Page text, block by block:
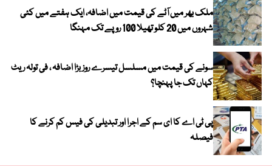
ملک بھر میں آٹے کی قیمت میں اضافہ، ایک ہفتے میں کئی
شہروں میں 20 کلو تھیلا 100 روپے تک مہنگا
سونے کی قیمت میں مسلسل تیسرے روز بڑا اضافہ ، فی تولہ ریٹ
کہاں تک جا پہنچا؟
پی ٹی اے کا ای سم کے اجرا اور تبدیلی کی فیس کم کرنے کا
فیصلہ